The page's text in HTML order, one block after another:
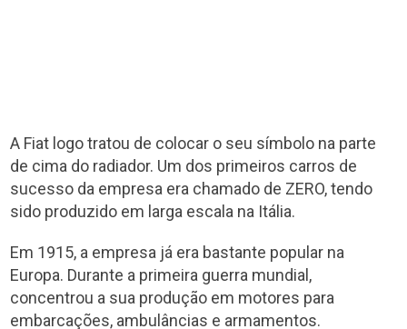
A Fiat logo tratou de colocar o seu símbolo na parte
de cima do radiador. Um dos primeiros carros de
sucesso da empresa era chamado de ZERO, tendo
sido produzido em larga escala na Itália.
Em 1915, a empresa já era bastante popular na
Europa. Durante a primeira guerra mundial,
concentrou a sua produção em motores para
embarcações, ambulâncias e armamentos.